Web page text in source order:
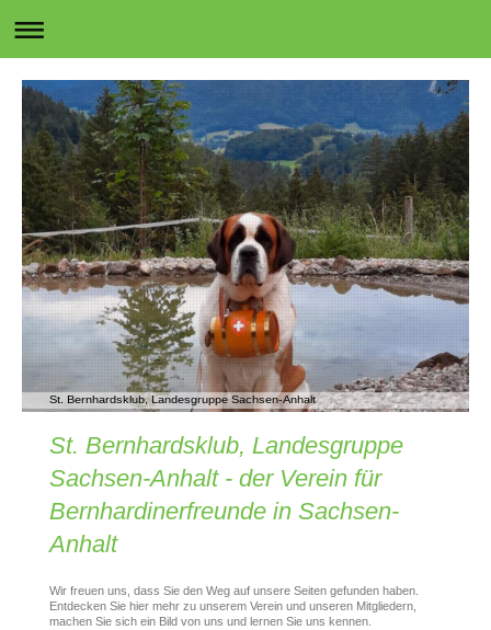
St. Bernhardsklub, Landesgruppe Sachsen-Anhalt
St. Bernhardsklub, Landesgruppe
Sachsen-Anhalt - der Verein für
Bernhardinerfreunde in Sachsen-
Anhalt
Wir freuen uns, dass Sie den Weg auf unsere Seiten gefunden haben.
Entdecken Sie hier mehr zu unserem Verein und unseren Mitgliedern,
machen Sie sich ein Bild von uns und lernen Sie uns kennen.